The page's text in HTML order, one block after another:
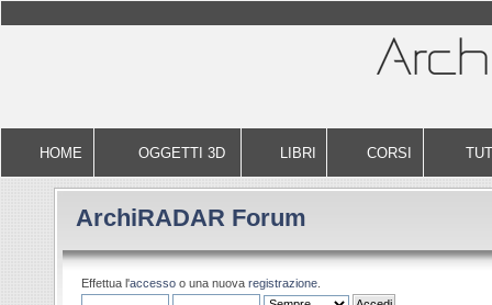
HOME OGGETTI 3D LIBRI CORSI
ArchiRADAR Forum
Effettua l'accesso o una nuova registrazione.